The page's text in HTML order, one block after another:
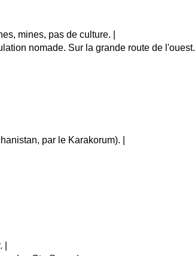
mines, pas de culture. |
nomade. Sur la grande route de
par le Karakorum). |